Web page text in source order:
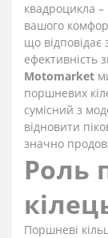
квадроцикла –
вашого
що відповідає
ефективність
Motomarket
поршневих
сумісний з
відновити
значно
Роль
Поршневі